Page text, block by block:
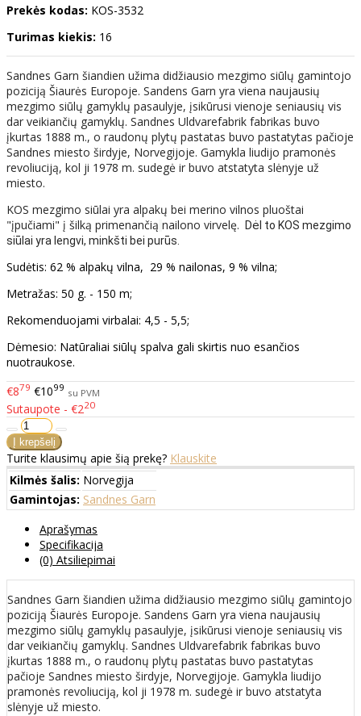
Prekės kodas: KOS-3532
Turimas kiekis: 16
Sandnes Garn šiandien užima didžiausio mezgimo siūlų gamintojo
poziciją Šiaurės Europoje. Sandens Garn yra viena naujausių
mezgimo siūlų gamyklų pasaulyje, įsikūrusi vienoje seniausių vis
dar veikiančių gamyklų. Sandnes Uldvarefabrik fabrikas buvo
įkurtas 1888 m., o raudonų plytų pastatas buvo pastatytas pačioje
Sandnes miesto širdyje, Norvegijoje. Gamykla liudijo pramonės
revoliuciją, kol ji 1978 m. sudegė ir buvo atstatyta slėnyje už
miesto.
KOS mezgimo siūlai yra alpakų bei merino vilnos pluoštai
"įpučiami" į šilką primenančią nailono virvelę.
Dėl to KOS mezgimo
siūlai yra lengvi, minkšti bei purūs.
Sudėtis: 62 % alpakų vilna, 29 % nailonas, 9 % vilna;
Metražas: 50 g. - 150 m;
Rekomenduojami virbalai: 4,5 - 5,5;
Dėmesio: Natūraliai siūlų spalva gali skirtis nuo esančios
nuotraukose.
€879 €1099 su PVM
Sutaupote - €220
Turite klausimų apie šią prekę? Klauskite
Kilmės šalis: Norvegija
Gamintojas: Sandnes Garn
Aprašymas
Specifikacija
(0) Atsiliepimai
Sandnes Garn šiandien užima didžiausio mezgimo siūlų gamintojo
poziciją Šiaurės Europoje. Sandens Garn yra viena naujausių
mezgimo siūlų gamyklų pasaulyje, įsikūrusi vienoje seniausių vis
dar veikiančių gamyklų. Sandnes Uldvarefabrik fabrikas buvo
įkurtas 1888 m., o raudonų plytų pastatas buvo pastatytas
pačioje Sandnes miesto širdyje, Norvegijoje. Gamykla liudijo
pramonės revoliuciją, kol ji 1978 m. sudegė ir buvo atstatyta
slėnyje už miesto.